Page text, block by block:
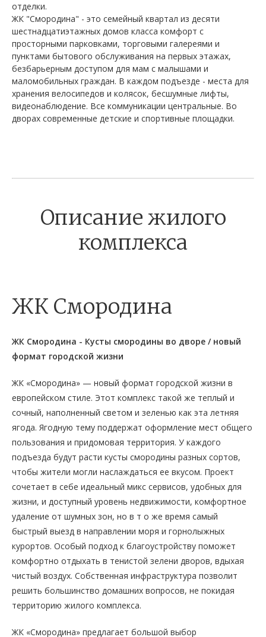
отделки.
ЖК "Смородина" - это семейный квартал из десяти
шестнадцатиэтажных домов класса комфорт с
просторными парковками, торговыми галереями и
пунктами бытового обслуживания на первых этажах,
безбарьерным доступом для мам с малышами и
маломобильных граждан. В каждом подъезде - места для
хранения велосипедов и колясок, бесшумные лифты,
видеонаблюдение. Все коммуникации центральные. Во
дворах современные детские и спортивные площадки.
Описание жилого
комплекса
ЖК Смородина
ЖК Смородина - Кусты смородины во дворе / новый
формат городской жизни
ЖК «Смородина» — новый формат городской жизни в
европейском стиле. Этот комплекс такой же теплый и
сочный, наполненный светом и зеленью как эта летняя
ягода. Ягодную тему поддержат оформление мест общего
пользования и придомовая территория. У каждого
подъезда будут расти кусты смородины разных сортов,
чтобы жители могли наслаждаться ее вкусом. Проект
сочетает в себе идеальный микс сервисов, удобных для
жизни, и доступный уровень недвижимости, комфортное
удаление от шумных зон, но в т о же время самый
быстрый выезд в направлении моря и горнолыжных
курортов. Особый подход к благоустройству поможет
комфортно отдыхать в тенистой зелени дворов, вдыхая
чистый воздух. Собственная инфраструктура позволит
решить большинство домашних вопросов, не покидая
территорию жилого комплекса.
ЖК «Смородина» предлагает большой выбор